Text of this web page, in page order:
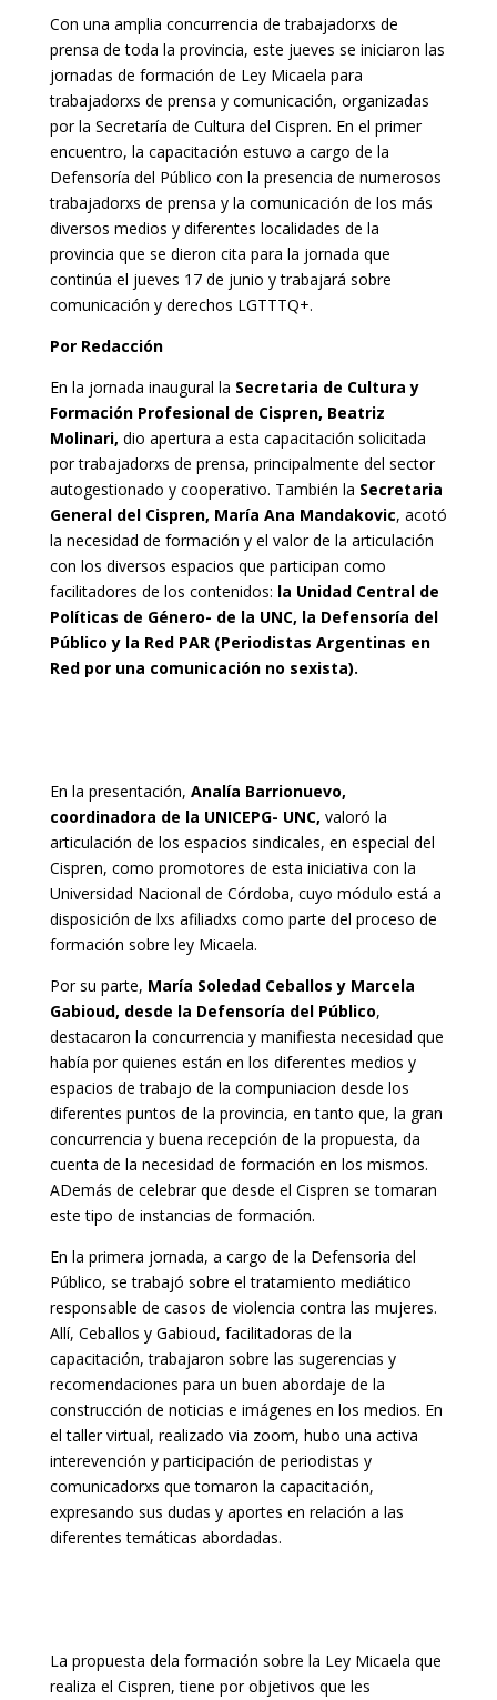
Con una amplia concurrencia de trabajadorxs de
prensa de toda la provincia, este jueves se iniciaron las
jornadas de formación de Ley Micaela para
trabajadorxs de prensa y comunicación, organizadas
por la Secretaría de Cultura del Cispren. En el primer
encuentro, la capacitación estuvo a cargo de la
Defensoría del Público con la presencia de numerosos
trabajadorxs de prensa y la comunicación de los más
diversos medios y diferentes localidades de la
provincia que se dieron cita para la jornada que
continúa el jueves 17 de junio y trabajará sobre
comunicación y derechos LGTTTQ+.
Por Redacción
En la jornada inaugural la Secretaria de Cultura y
Formación Profesional de Cispren, Beatriz
Molinari, dio apertura a esta capacitación solicitada
por trabajadorxs de prensa, principalmente del sector
autogestionado y cooperativo. También la Secretaria
General del Cispren, María Ana Mandakovic, acotó
la necesidad de formación y el valor de la articulación
con los diversos espacios que participan como
facilitadores de los contenidos: la Unidad Central de
Políticas de Género- de la UNC, la Defensoría del
Público y la Red PAR (Periodistas Argentinas en
Red por una comunicación no sexista).
En la presentación, Analía Barrionuevo,
coordinadora de la UNICEPG- UNC, valoró la
articulación de los espacios sindicales, en especial del
Cispren, como promotores de esta iniciativa con la
Universidad Nacional de Córdoba, cuyo módulo está a
disposición de lxs afiliadxs como parte del proceso de
formación sobre ley Micaela.
Por su parte, María Soledad Ceballos y Marcela
Gabioud, desde la Defensoría del Público,
destacaron la concurrencia y manifiesta necesidad que
había por quienes están en los diferentes medios y
espacios de trabajo de la compuniacion desde los
diferentes puntos de la provincia, en tanto que, la gran
concurrencia y buena recepción de la propuesta, da
cuenta de la necesidad de formación en los mismos.
ADemás de celebrar que desde el Cispren se tomaran
este tipo de instancias de formación.
En la primera jornada, a cargo de la Defensoria del
Público, se trabajó sobre el tratamiento mediático
responsable de casos de violencia contra las mujeres.
Allí, Ceballos y Gabioud, facilitadoras de la
capacitación, trabajaron sobre las sugerencias y
recomendaciones para un buen abordaje de la
construcción de noticias e imágenes en los medios. En
el taller virtual, realizado via zoom, hubo una activa
interevención y participación de periodistas y
comunicadorxs que tomaron la capacitación,
expresando sus dudas y aportes en relación a las
diferentes temáticas abordadas.
La propuesta dela formación sobre la Ley Micaela que
realiza el Cispren, tiene por objetivos que les